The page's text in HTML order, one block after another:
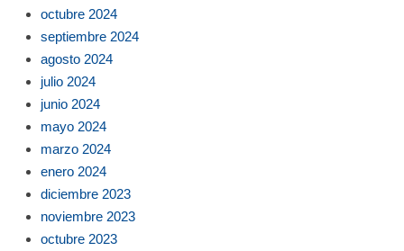
octubre 2024
septiembre 2024
agosto 2024
julio 2024
junio 2024
mayo 2024
marzo 2024
enero 2024
diciembre 2023
noviembre 2023
octubre 2023